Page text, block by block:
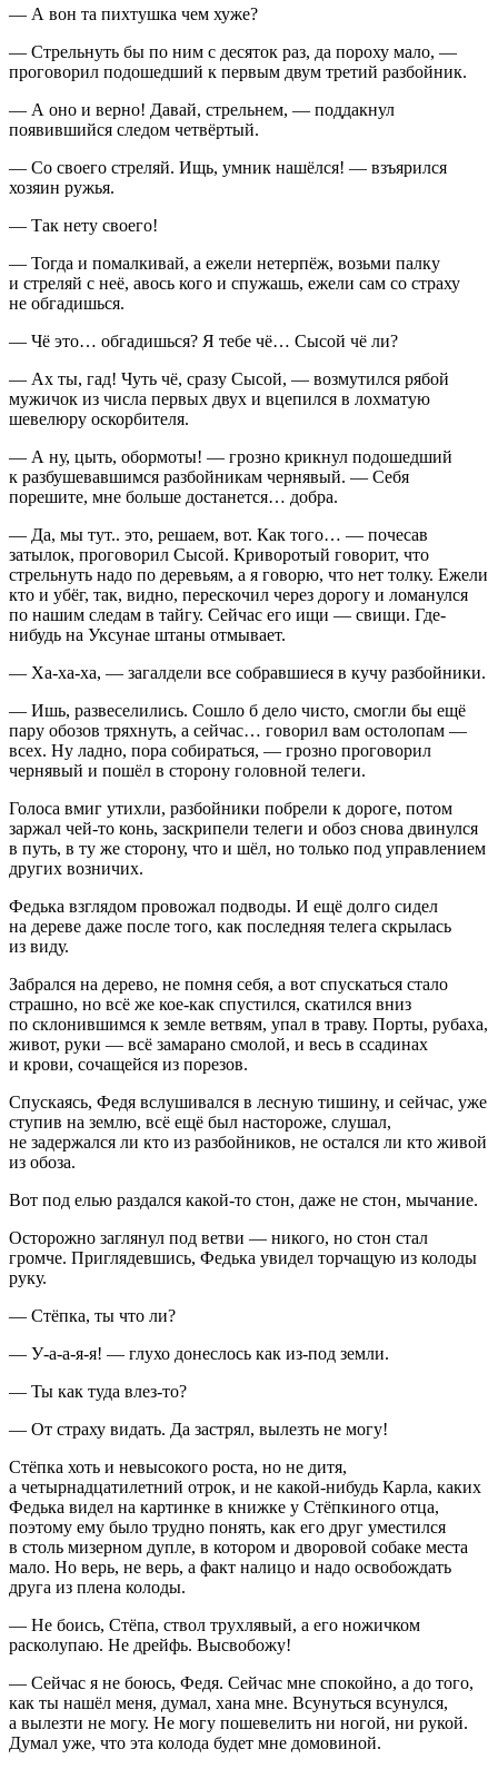
— А вон та пихтушка чем хуже?
— Стрельнуть бы по ним с десяток раз, да пороху мало, —
проговорил подошедший к первым двум третий разбойник.
— А оно и верно! Давай, стрельнем, — поддакнул
появившийся следом четвёртый.
— Со своего стреляй. Ищь, умник нашёлся! — взъярился
хозяин ружья.
— Так нету своего!
— Тогда и помалкивай, а ежели нетерпёж, возьми палку
и стреляй с неё, авось кого и спужашь, ежели сам со страху
не обгадишься.
— Чё это… обгадишься? Я тебе чё… Сысой чё ли?
— Ах ты, гад! Чуть чё, сразу Сысой, — возмутился рябой
мужичок из числа первых двух и вцепился в лохматую
шевелюру оскорбителя.
— А ну, цыть, обормоты! — грозно крикнул подошедший
к разбушевавшимся разбойникам чернявый. — Себя
порешите, мне больше достанется… добра.
— Да, мы тут.. это, решаем, вот. Как того… — почесав
затылок, проговорил Сысой. Криворотый говорит, что
стрельнуть надо по деревьям, а я говорю, что нет толку. Ежели
кто и убёг, так, видно, перескочил через дорогу и ломанулся
по нашим следам в тайгу. Сейчас его ищи — свищи. Где-
нибудь на Уксунае штаны отмывает.
— Ха-ха-ха, — загалдели все собравшиеся в кучу разбойники.
— Ишь, развеселились. Сошло б дело чисто, смогли бы ещё
пару обозов тряхнуть, а сейчас… говорил вам остолопам —
всех. Ну ладно, пора собираться, — грозно проговорил
чернявый и пошёл в сторону головной телеги.
Голоса вмиг утихли, разбойники побрели к дороге, потом
заржал чей-то конь, заскрипели телеги и обоз снова двинулся
в путь, в ту же сторону, что и шёл, но только под управлением
других возничих.
Федька взглядом провожал подводы. И ещё долго сидел
на дереве даже после того, как последняя телега скрылась
из виду.
Забрался на дерево, не помня себя, а вот спускаться стало
страшно, но всё же кое-как спустился, скатился вниз
по склонившимся к земле ветвям, упал в траву. Порты, рубаха,
живот, руки — всё замарано смолой, и весь в ссадинах
и крови, сочащейся из порезов.
Спускаясь, Федя вслушивался в лесную тишину, и сейчас, уже
ступив на землю, всё ещё был настороже, слушал,
не задержался ли кто из разбойников, не остался ли кто живой
из обоза.
Вот под елью раздался какой-то стон, даже не стон, мычание.
Осторожно заглянул под ветви — никого, но стон стал
громче. Приглядевшись, Федька увидел торчащую из колоды
руку.
— Стёпка, ты что ли?
— У-а-а-я-я! — глухо донеслось как из-под земли.
— Ты как туда влез-то?
— От страху видать. Да застрял, вылезть не могу!
Стёпка хоть и невысокого роста, но не дитя,
а четырнадцатилетний отрок, и не какой-нибудь Карла, каких
Федька видел на картинке в книжке у Стёпкиного отца,
поэтому ему было трудно понять, как его друг уместился
в столь мизерном дупле, в котором и дворовой собаке места
мало. Но верь, не верь, а факт налицо и надо освобождать
друга из плена колоды.
— Не боись, Стёпа, ствол трухлявый, а его ножичком
расколупаю. Не дрейфь. Высвобожу!
— Сейчас я не боюсь, Федя. Сейчас мне спокойно, а до того,
как ты нашёл меня, думал, хана мне. Всунуться всунулся,
а вылезти не могу. Не могу пошевелить ни ногой, ни рукой.
Думал уже, что эта колода будет мне домовиной.